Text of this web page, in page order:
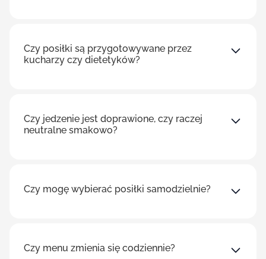
Czy posiłki są przygotowywane przez
kucharzy czy dietetyków?
Czy jedzenie jest doprawione, czy raczej
neutralne smakowo?
Czy mogę wybierać posiłki samodzielnie?
Czy menu zmienia się codziennie?